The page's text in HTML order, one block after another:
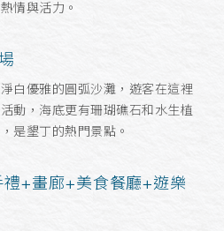
情與活力。
白優雅的圓弧沙灘，遊客在這裡
動，海底更有珊瑚礁石和水生植
是墾丁的熱門景點。
+畫廊+美食餐廳+遊樂